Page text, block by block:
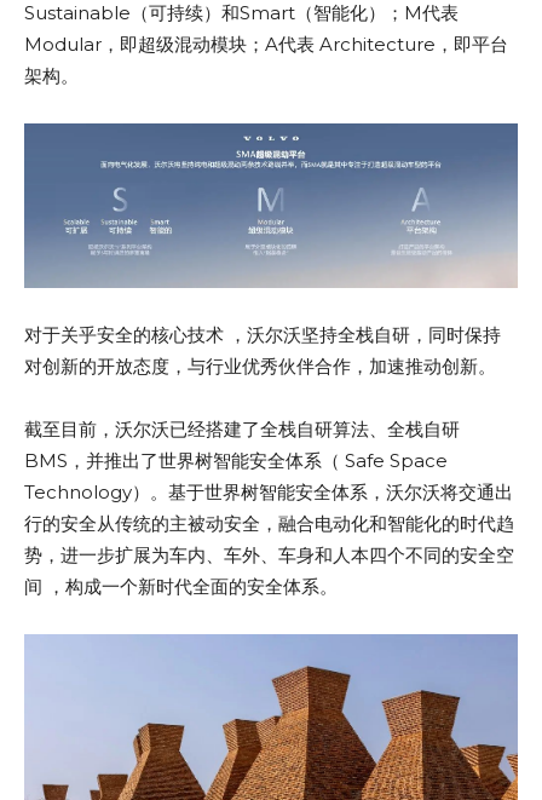
Sustainable（可持续）和Smart（智能化）；M代表
Modular，即超级混动模块；A代表 Architecture，即平台
架构。
对于关乎安全的核心技术 ，沃尔沃坚持全栈自研，同时保持
对创新的开放态度，与行业优秀伙伴合作，加速推动创新。
截至目前，沃尔沃已经搭建了全栈自研算法、全栈自研
BMS，并推出了世界树智能安全体系（ Safe Space
Technology）。基于世界树智能安全体系，沃尔沃将交通出
行的安全从传统的主被动安全，融合电动化和智能化的时代趋
势，进一步扩展为车内、车外、车身和人本四个不同的安全空
间 ，构成一个新时代全面的安全体系。